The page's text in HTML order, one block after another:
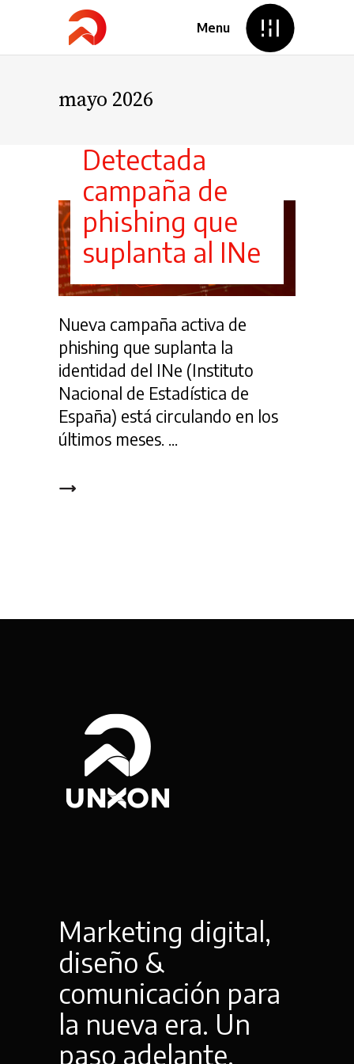
Menu
mayo 2026
Detectada
campaña de
phishing que
suplanta al INe
Nueva campaña activa de
phishing que suplanta la
identidad del INe (Instituto
Nacional de Estadística de
España) está circulando en los
últimos meses.
Marketing digital,
diseño &
comunicación para
la nueva era. Un
paso adelante.